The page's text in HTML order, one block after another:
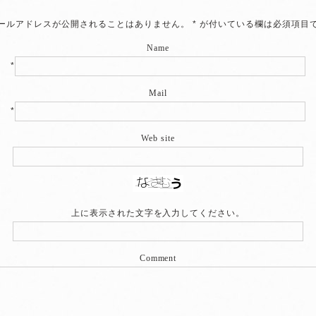
ルアドレスが公開されることはありません。 * が付いている欄は必須項目
Name
*
Mail
*
Web site
上に表示された文字を入力してください。
Comment